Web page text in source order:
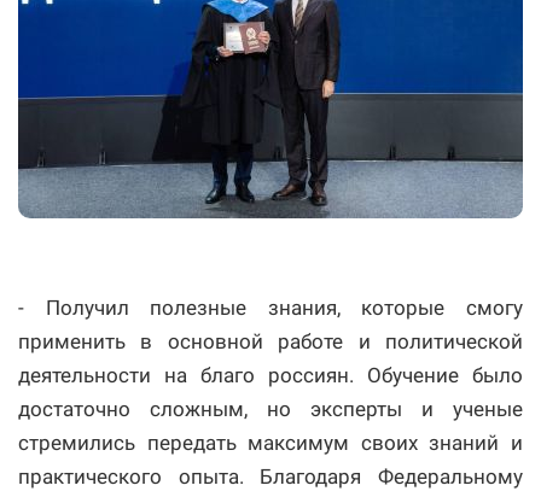
- Получил полезные знания, которые смогу
применить в основной работе и политической
деятельности на благо россиян. Обучение было
достаточно сложным, но эксперты и ученые
стремились передать максимум своих знаний и
практического опыта. Благодаря Федеральному